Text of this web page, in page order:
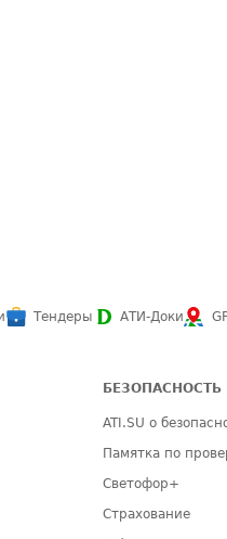
Тендеры АТИ-Доки
БЕЗОПАСНОСТЬ
ATI.SU о
Памятка по
Светофор+
Страхование